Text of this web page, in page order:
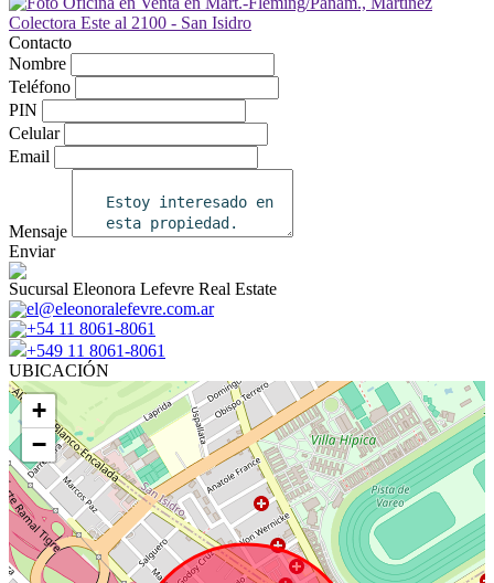
Contacto
Nombre
Teléfono
PIN
Celular
Email
Mensaje
Enviar
Sucursal Eleonora Lefevre Real Estate
el@eleonoralefevre.com.ar
+54 11 8061-8061
+549 11 8061-8061
UBICACIÓN
+
−